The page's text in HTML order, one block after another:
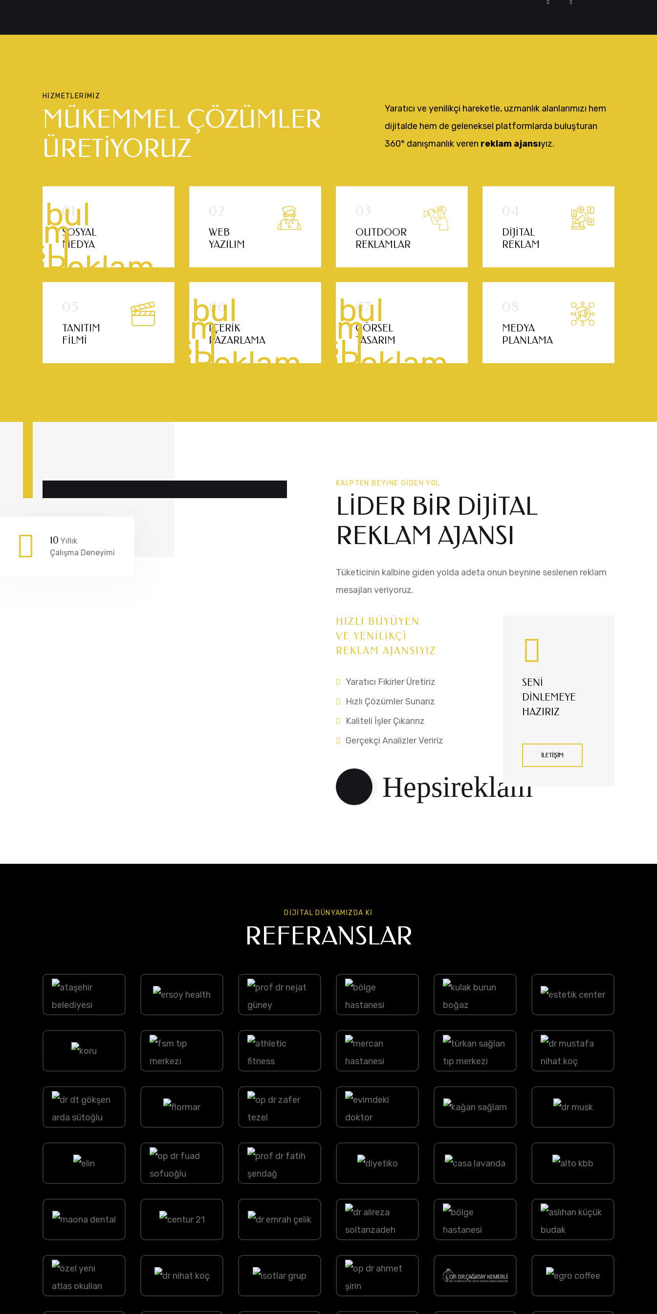
HIZMETLERIMIZ
MÜKEMMEL ÇÖZÜMLER
ÜRETİYORUZ
Yaratıcı ve yenilikçi hareketle, uzmanlık alanlarımızı hem
dijitalde hem de geleneksel platformlarda buluşturan
360° danışmanlık veren reklam ajansıyız.
SOSYAL
MEDYA
WEB
YAZILIM
OUTDOOR
REKLAMLAR
DIJITAL
REKLAM
TANITIM
FILMI
İÇERIK
PAZARLAMA
GÖRSEL
TASARIM
MEDYA
PLANLAMA
10 Yıllık
Çalışma Deneyimi
KALPTEN BEYINE GIDEN YOL
LİDER BİR DİJİTAL
REKLAM AJANSI
Tüketicinin kalbine giden yolda adeta onun beynine seslenen reklam
mesajları veriyoruz.
HIZLI BÜYÜYEN
VE YENİLİKÇİ
REKLAM AJANSIYIZ
Yaratıcı Fikirler Üretiriz
Hızlı Çözümler Sunarız
Kaliteli İşler Çıkarırız
Gerçekçi Analizler Veririz
Hepsireklam
SENI
DINLEMEYE
HAZIRIZ
İLETİŞİM
DİJİTAL DÜNYAMIZDA Kİ
REFERANSLAR